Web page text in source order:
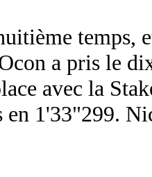
temps,
a pris le
avec la
1'33"299.